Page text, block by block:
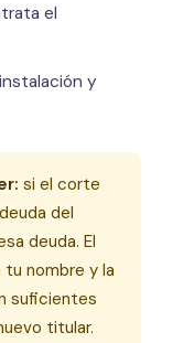
el
y
si el corte
del
deuda. El
nombre y la
suficientes
titular.